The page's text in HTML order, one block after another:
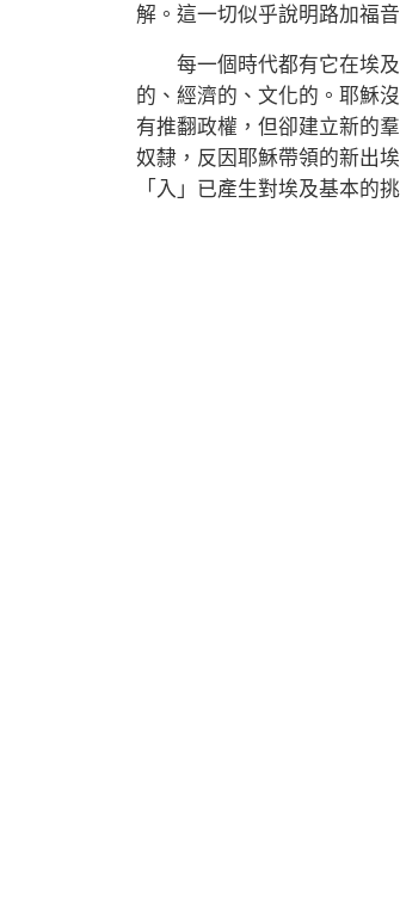
解。這一切似乎說明路加福
每一個時代都有它在埃及
的、經濟的、文化的。耶穌
有推翻政權，但卻建立新的
奴隸，反因耶穌帶領的新出
「入」已產生對埃及基本的挑